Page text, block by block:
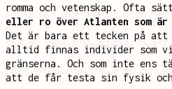
romma och vetenskap. Ofta
eller ro över Atlanten som är
Det är bara ett tecken på att i
alltid finnas individer som
gränserna. Och som inte ens
att de får testa sin fysik